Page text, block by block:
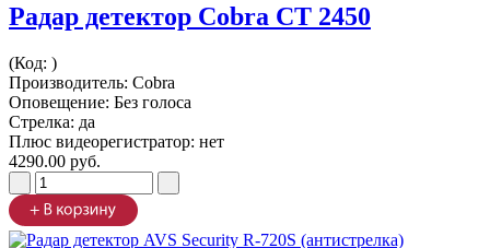
Радар детектор Cobra CT 2450
(Код: )
Производитель: Cobra
Оповещение: Без голоса
Стрелка: да
Плюс видеорегистратор: нет
4290.00 руб.